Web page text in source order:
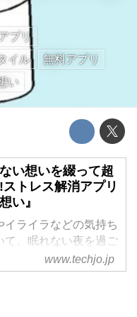
プリ
イル
無料アプリ
い
い想いを綴って超
トレス解消アプリ
い』
イライラなどの気持ち
て、眠れない夜を過ご
せんか? 今回は、そん
えない気持ちをスッキ
www.techjo.jp